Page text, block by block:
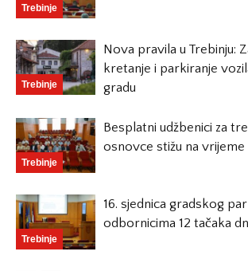
Trebinje
Trebinje
Nova pravila u Trebinju:
kretanje i parkiranje
gradu
Trebinje
Besplatni udžbenici za
osnovce stižu na vrijeme
Trebinje
16. sjednica gradskog
odbornicima 12 tačaka